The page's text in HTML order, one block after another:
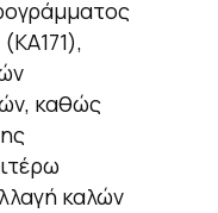
καθώς
καλών